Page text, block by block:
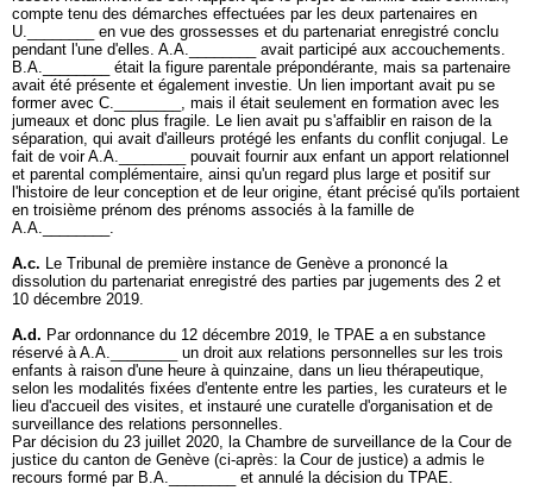
compte tenu des démarches effectuées par les deux partenaires en
U.________ en vue des grossesses et du partenariat enregistré conclu
pendant l'une d'elles. A.A.________ avait participé aux accouchements.
B.A.________ était la figure parentale prépondérante, mais sa partenaire
avait été présente et également investie. Un lien important avait pu se
former avec C.________, mais il était seulement en formation avec les
jumeaux et donc plus fragile. Le lien avait pu s'affaiblir en raison de la
séparation, qui avait d'ailleurs protégé les enfants du conflit conjugal. Le
fait de voir A.A.________ pouvait fournir aux enfant un apport relationnel
et parental complémentaire, ainsi qu'un regard plus large et positif sur
l'histoire de leur conception et de leur origine, étant précisé qu'ils portaient
en troisième prénom des prénoms associés à la famille de
A.A.________.
A.c. Le Tribunal de première instance de Genève a prononcé la
dissolution du partenariat enregistré des parties par jugements des 2 et
10 décembre 2019.
A.d. Par ordonnance du 12 décembre 2019, le TPAE a en substance
réservé à A.A.________ un droit aux relations personnelles sur les trois
enfants à raison d'une heure à quinzaine, dans un lieu thérapeutique,
selon les modalités fixées d'entente entre les parties, les curateurs et le
lieu d'accueil des visites, et instauré une curatelle d'organisation et de
surveillance des relations personnelles.
Par décision du 23 juillet 2020, la Chambre de surveillance de la Cour de
justice du canton de Genève (ci-après: la Cour de justice) a admis le
recours formé par B.A.________ et annulé la décision du TPAE.